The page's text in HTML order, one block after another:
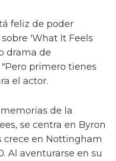
feliz de poder
'What It Feels
drama de
primero tienes
el actor.
de la
se centra en Byron
crece en Nottingham
Al aventurarse en su